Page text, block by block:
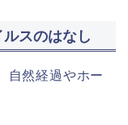
スのはなし
自然経過やホー